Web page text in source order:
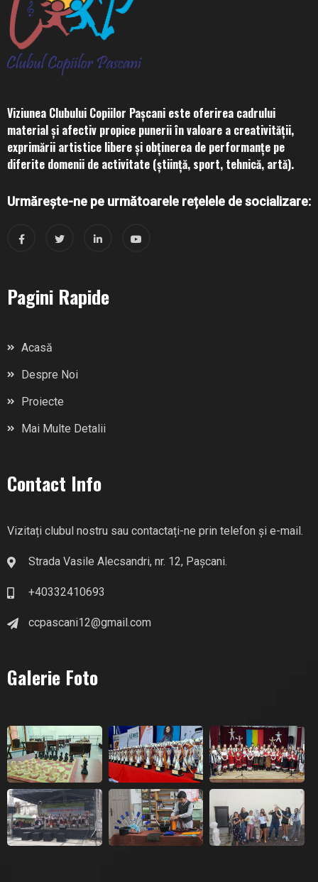
Viziunea Clubului Copiilor Pașcani este oferirea cadrului
material și afectiv propice punerii în valoare a creativității,
exprimării artistice libere și obținerea de performanțe pe
diferite domenii de activitate (știință, sport, tehnică, artă).
Urmărește-ne pe următoarele rețelele de socializare:
Pagini Rapide
Acasă
Despre Noi
Proiecte
Mai Multe Detalii
Contact Info
Vizitați clubul nostru sau contactați-ne prin telefon și e-mail.
Strada Vasile Alecsandri, nr. 12, Pașcani.
+40332410693
ccpascani12@gmail.com
Galerie Foto